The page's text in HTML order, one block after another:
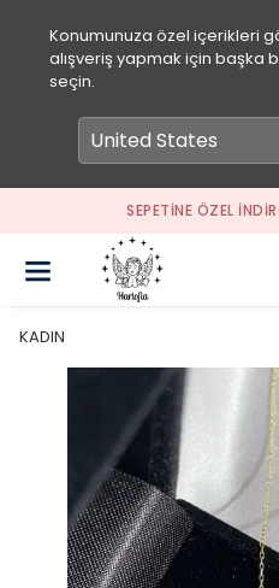
Konumunuza özel içerikleri
alışveriş yapmak için başka
seçin.
SEPETİNE ÖZEL
KADIN